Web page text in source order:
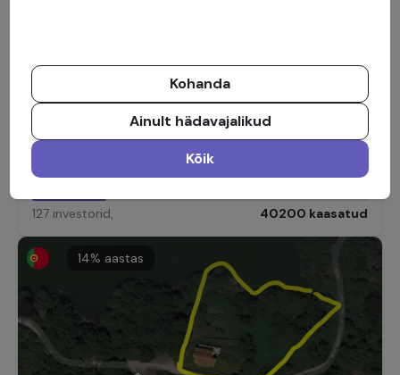
Travessa da Igreja, Aveleda, Vila do Conde
(IV)
6 eramaja, 100% ette müüdud.
127 investorid, 40200 kaasatud
14% aastas
Kohanda
Ainult hädavajalikud
Kõik